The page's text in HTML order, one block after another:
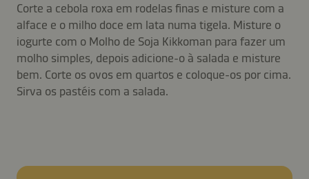
Corte a cebola roxa em rodelas finas e misture com a
alface e o milho doce em lata numa tigela. Misture o
iogurte com o Molho de Soja Kikkoman para fazer um
molho simples, depois adicione-o à salada e misture
bem. Corte os ovos em quartos e coloque-os por cima.
Sirva os pastéis com a salada.